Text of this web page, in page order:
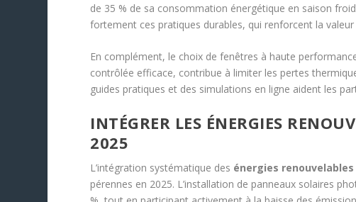
de 35 % de sa consommation énergétique en saison
fortement ces pratiques durables, qui renforcent la
En complément, le choix de fenêtres à haute
contrôlée efficace, contribue à limiter les pertes
guides pratiques et des simulations en ligne aident les
INTÉGRER LES ÉNERGIES
2025
L’intégration systématique des énergies renouvelables
pérennes en 2025. L’installation de panneaux solaires